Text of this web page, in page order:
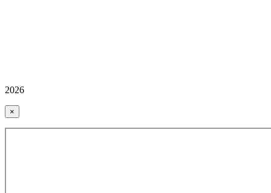
2026
×